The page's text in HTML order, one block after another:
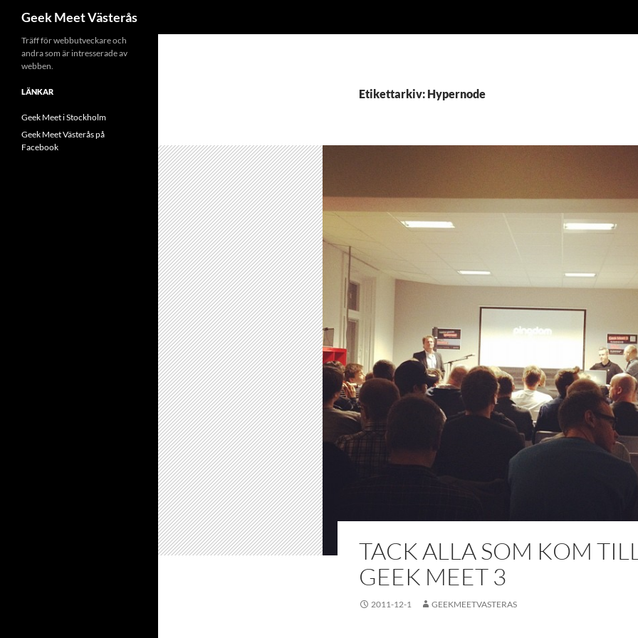
Hoppa
Geek Meet Västerås
Etikettarkiv: Hypernode
TACK ALLA SOM KOM
GEEK MEET 3
2011-12-1 GEEKMEETVASTERAS
Träff för webbutveckare och
andra som är intresserade av
webben.
LÄNKAR
Geek Meet i Stockholm
Geek Meet Västerås på
Facebook